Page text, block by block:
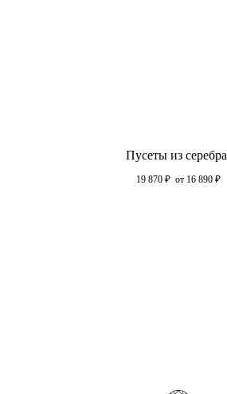
Пусеты из серебра
19 870 ₽ от 16 890 ₽